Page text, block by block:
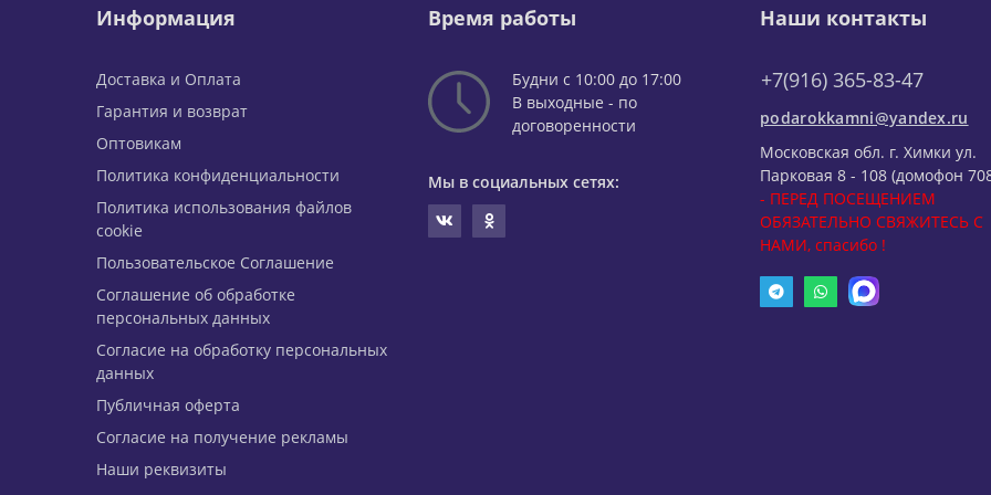
Информация
Доставка и Оплата
Гарантия и возврат
Оптовикам
Политика конфиденциальности
Политика использования файлов
cookie
Пользовательское Соглашение
Соглашение об обработке
персональных данных
Согласие на обработку персональных
данных
Публичная оферта
Согласие на получение рекламы
Наши реквизиты
Время работы
Будни с 10:00 до 17:00
В выходные - по
договоренности
Мы в социальных сетях:
Наши контакты
+7(916) 365-83-47
podarokkamni@yandex.ru
Московская обл. г. Химки ул.
Парковая 8 - 108 (домофон
- ПЕРЕД ПОСЕЩЕНИЕМ
ОБЯЗАТЕЛЬНО СВЯЖИТЕСЬ С
НАМИ, спасибо !